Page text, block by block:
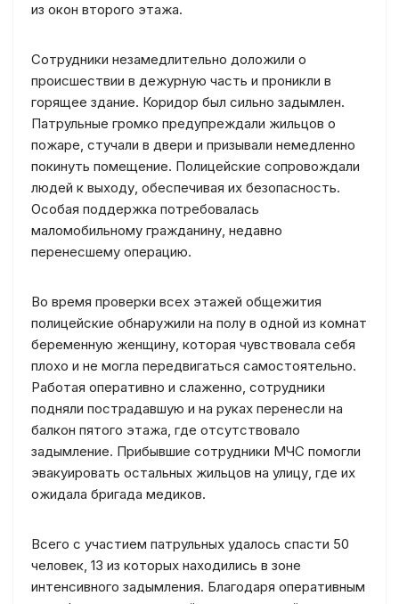
из окон второго этажа.
Сотрудники незамедлительно доложили о
происшествии в дежурную часть и проникли в
горящее здание. Коридор был сильно задымлен.
Патрульные громко предупреждали жильцов о
пожаре, стучали в двери и призывали немедленно
покинуть помещение. Полицейские сопровождали
людей к выходу, обеспечивая их безопасность.
Особая поддержка потребовалась
маломобильному гражданину, недавно
перенесшему операцию.
Во время проверки всех этажей общежития
полицейские обнаружили на полу в одной из комнат
беременную женщину, которая чувствовала себя
плохо и не могла передвигаться самостоятельно.
Работая оперативно и слаженно, сотрудники
подняли пострадавшую и на руках перенесли на
балкон пятого этажа, где отсутствовало
задымление. Прибывшие сотрудники МЧС помогли
эвакуировать остальных жильцов на улицу, где их
ожидала бригада медиков.
Всего с участием патрульных удалось спасти 50
человек, 13 из которых находились в зоне
интенсивного задымления. Благодаря оперативным